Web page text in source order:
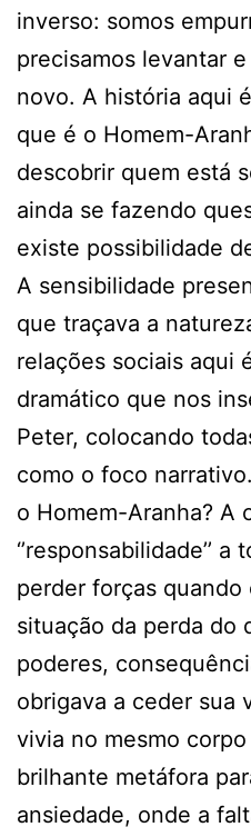
inverso: somos
precisamos levantar
novo. A história aqui
que é o Homem-
descobrir quem está
ainda se fazendo
existe possibilidade
A sensibilidade
que traçava a
relações sociais aqui
dramático que nos
Peter, colocando
como o foco
o Homem-Aranha? A
‘’responsabilidade’’
perder forças
situação da perda do
poderes,
obrigava a ceder sua
vivia no mesmo
brilhante metáfora
ansiedade, onde a